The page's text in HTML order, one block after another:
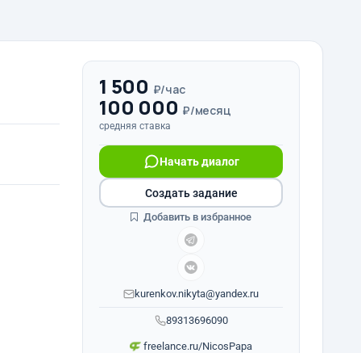
1 500 ₽/час
100 000 ₽/месяц
средняя ставка
89313696090
Начать диалог
kurenkov.nikyta@yandex.ru
freelance.ru/NicosPapa
Создать задание
Добавить в избранное